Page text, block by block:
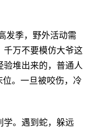
发季，野外活动需
千万不要模仿大爷这
堆出来的，普通人
位。一旦被咬伤，冷
学。遇到蛇，躲远